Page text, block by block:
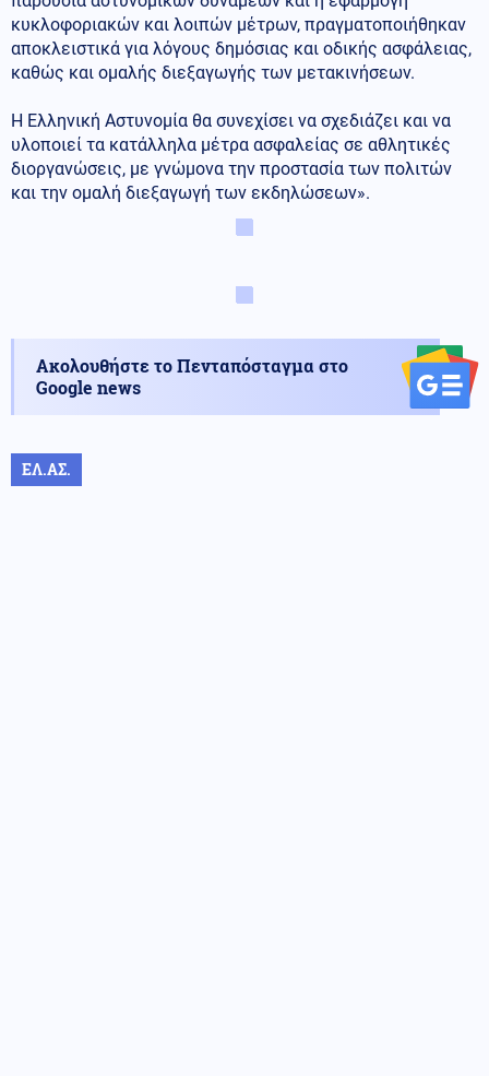
κυκλοφοριακών και λοιπών μέτρων, πραγματοποιήθηκαν
αποκλειστικά για λόγους δημόσιας και οδικής ασφάλειας,
καθώς και ομαλής διεξαγωγής των μετακινήσεων.
Η Ελληνική Αστυνομία θα συνεχίσει να σχεδιάζει και να
υλοποιεί τα κατάλληλα μέτρα ασφαλείας σε αθλητικές
διοργανώσεις, με γνώμονα την προστασία των πολιτών
και την ομαλή διεξαγωγή των εκδηλώσεων».
Ακολουθήστε το Πενταπόσταγμα στο
Google news
ΕΛ.ΑΣ.